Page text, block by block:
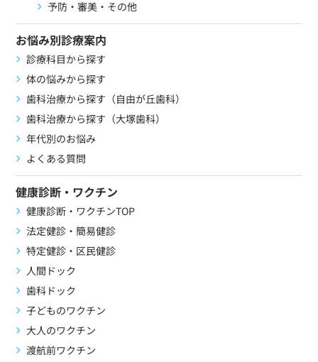
予防・審美・その他
お悩み別診療案内
診療科目から探す
体の悩みから探す
歯科治療から探す（自由が丘歯科）
歯科治療から探す（大塚歯科）
年代別のお悩み
よくある質問
健康診断・ワクチン
健康診断・ワクチンTOP
法定健診・簡易健診
特定健診・区民健診
人間ドック
歯科ドック
子どものワクチン
大人のワクチン
渡航前ワクチン